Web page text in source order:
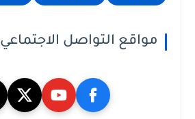
مواقع التواصل الاجتماعي